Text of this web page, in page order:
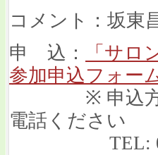
コメント：坂東
申 込：
「サロ
参加申込フォー
※ 申込方法が
電話ください
TEL: 075-